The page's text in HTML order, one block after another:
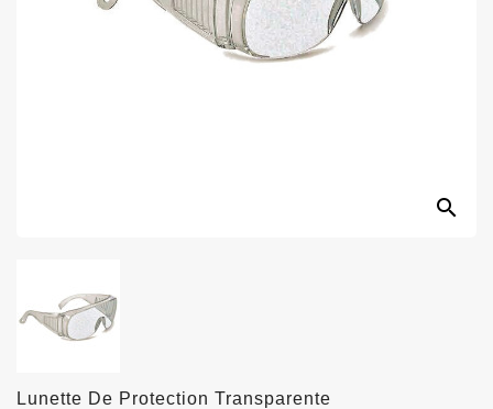
search
Lunette De Protection Transparente